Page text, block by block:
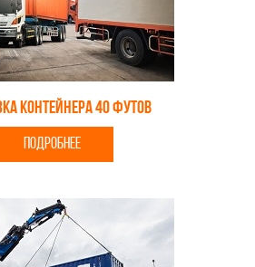
контейнера 40 футов
ПОДРОБНЕЕ